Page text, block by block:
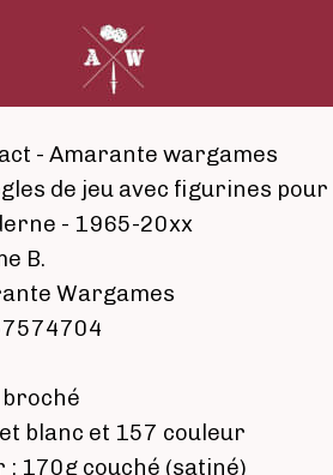
- Amarante wargames
de jeu avec figurines pour
- 1965-20xx
B.
Wargames
blanc et 157 couleur
: 170g couché (satiné)